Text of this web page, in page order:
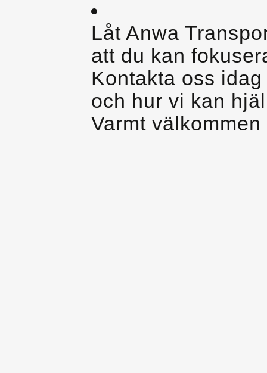
Låt Anwa
att du kan
Kontakta oss
och hur vi kan
Varmt